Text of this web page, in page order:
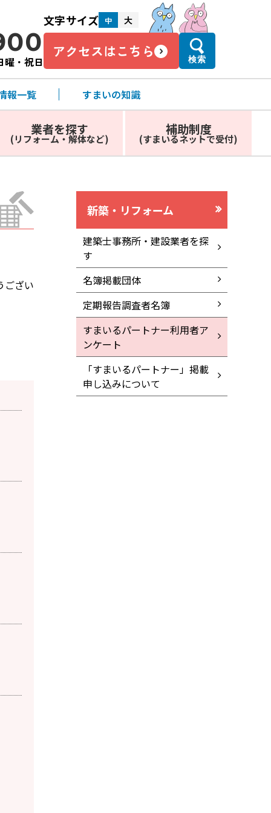
曜・祝日
文字サイズ 中 大
アクセスはこちら 検索
報一覧 すまいの知識
業者を探す
(リフォーム・解体など)
補助制度
(すまいるネットで受付)
ござい
新築・リフォーム
建築士事務所・建設業者を探
す
名簿掲載団体
定期報告調査者名簿
すまいるパートナー利用者ア
ンケート
「すまいるパートナー」掲載
申し込みについて